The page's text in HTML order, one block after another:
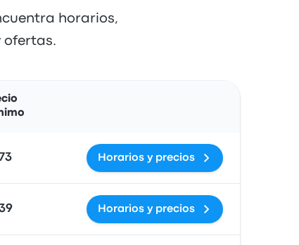
horarios,
ofertas.
Horarios y precios
Horarios y precios